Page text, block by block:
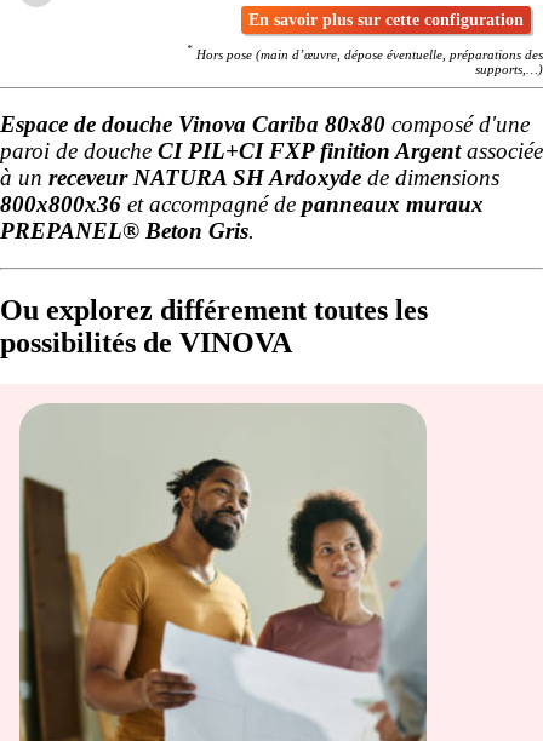
En savoir plus sur cette configuration
* Hors pose (main d’œuvre, dépose éventuelle, préparations des
supports,…)
Espace de douche Vinova Cariba 80x80 composé d'une
paroi de douche CI PIL+CI FXP finition Argentassociée
à un receveur NATURA SH Ardoxyde de dimensions
800x800x36 et accompagné de panneaux muraux
PREPANEL® Beton Gris.
Ou explorez différement toutes les
possibilités de VINOVA